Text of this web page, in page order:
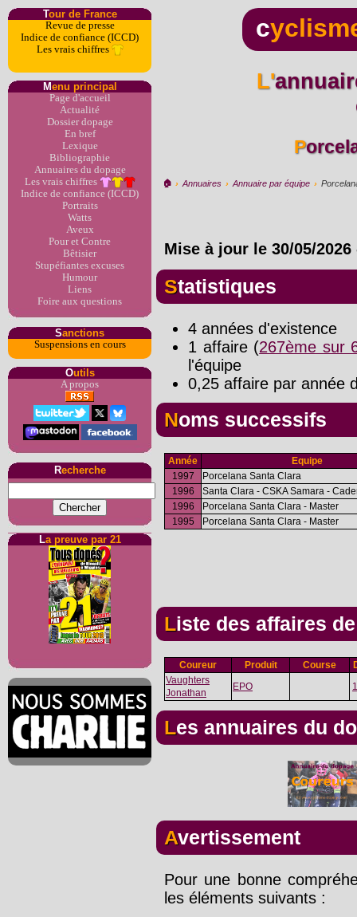
Tour de France
Revue de presse
Indice de confiance (ICCD)
Les vrais chiffres
Menu principal
Page d'accueil
Actualité
Dossier dopage
En bref
Lexique
Bibliographie
Annuaires du dopage
Les vrais chiffres
Indice de confiance (ICCD)
Portraits
Watts
Aveux
Pour et Contre
Bêtisier
Stupéfiantes excuses
Humour
Liens
Foire aux questions
Sanctions
Suspensions en cours
Outils
A propos
Recherche
La preuve par 21
c
L'annuaire du dopage par
🏠︎ › Annuaires › Annuaire par équipe ›
Mise à jour le 30/05/2026
Statistiques
4 années d'existence
1 affaire (267ème sur
l'équipe
0,25 affaire par année
Noms successifs
Année
Equipe
1997
Porcelana Santa Clara
1996
Santa Clara - CSKA Samara -
1996
Porcelana Santa Clara - Master
1995
Porcelana Santa Clara - Master
Liste des affaires
Coureur Produit Course
Vaughters
Jonathan
EPO
Les annuaires du
Avertissement
Pour une bonne
les éléments suivants :